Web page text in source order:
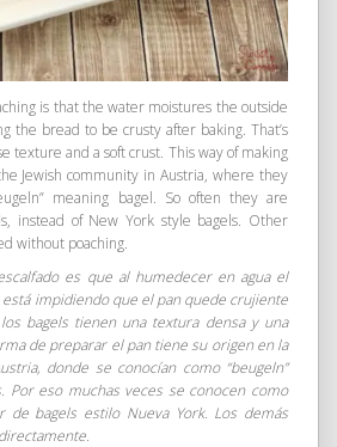
is that the water moistures the outside
the bread to be crusty after baking. That’s
texture and a soft crust. This way of making
Jewish community in Austria, where they
meaning bagel. So often they are
instead of New York style bagels. Other
without poaching.
es que al humedecer en agua el
impidiendo que el pan quede crujiente
bagels tienen una textura densa y una
de preparar el pan tiene su origen en la
donde se conocían como “beugeln”
Por eso muchas veces se conocen como
de bagels estilo Nueva York. Los demás